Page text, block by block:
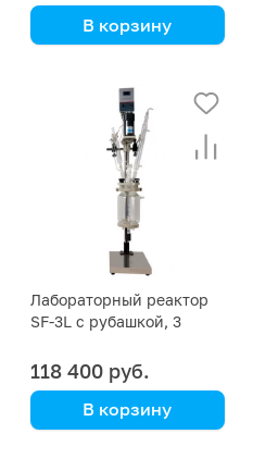
В корзину
Лабораторный реактор
SF-3L с рубашкой, 3
118 400 руб.
В корзину